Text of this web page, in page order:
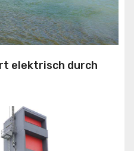
elektrisch durch